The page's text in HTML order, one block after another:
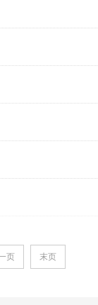
页 末页